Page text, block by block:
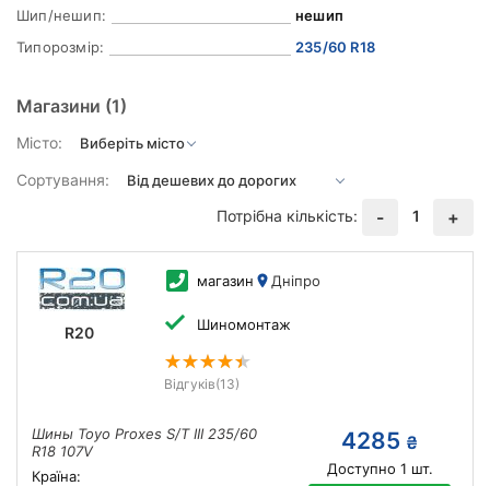
Шип/нешип:
нешип
Типорозмір:
235/60 R18
Магазини (1)
Місто:
Сортування:
Потрібна кількість:
- 1 +
R20
магазин Дніпро
Шиномонтаж
Відгуків(13)
Шины Toyo Proxes S/T III 235/60
R18 107V
Країна:
4285 ₴
Доступно 1 шт.